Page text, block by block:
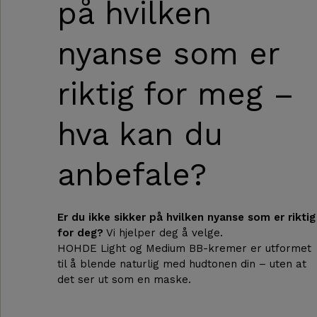
på hvilken
nyanse som er
riktig for meg –
hva kan du
anbefale?
Er du ikke sikker på hvilken nyanse som er riktig
for deg? Vi hjelper deg å velge.
HOHDE Light og Medium BB-kremer er utformet
til å blende naturlig med hudtonen din – uten at
det ser ut som en maske.